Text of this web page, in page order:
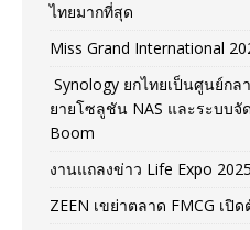
ไทยมากที่สุด
Miss Grand International
Synology ยกไทยเป็นศูนย์กล
ยายโซลูชัน NAS และระบบจั
Boom
งานแถลงข่าว Life Expo 2025
ZEEN เขย่าตลาด FMCG เปิ